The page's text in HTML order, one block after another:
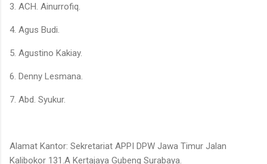
3. ACH. Ainurrofiq.
4. Agus Budi.
5. Agustino Kakiay.
6. Denny Lesmana.
7. Abd. Syukur.
Alamat Kantor: Sekretariat APPI DPW Jawa Timur Jalan
Kalibokor 131.A Kertajaya Gubeng Surabaya.